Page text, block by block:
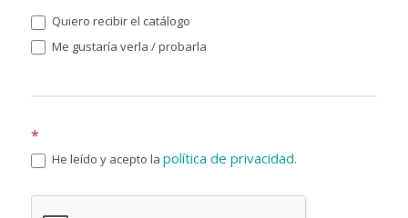
Quiero recibir el catálogo
Me gustaría verla / probarla
*
He leído y acepto la política de privacidad.